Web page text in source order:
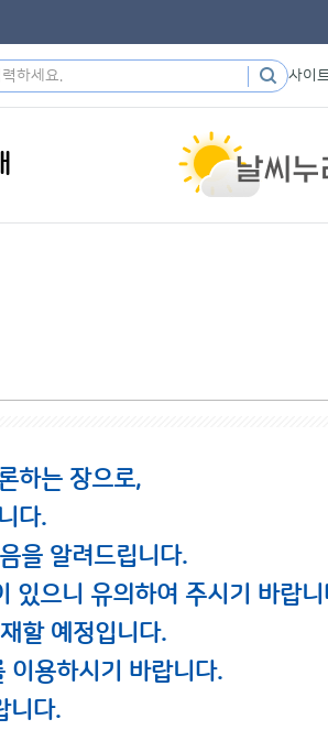
사이
하는 장으로,
다.
을 알려드립니다.
있으니 유의하여 주시기 바랍니
할 예정입니다.
이용하시기 바랍니다.
니다.